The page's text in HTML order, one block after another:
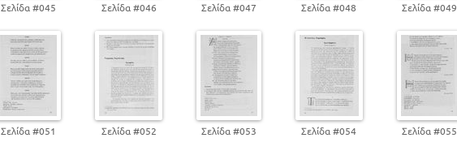
ΑΠΌ ΤΟΥΣ ΕΛΕΥΘΕΡΟΥΣ ΠΟΛΙΟΡΚΗΜΕΝΟΥΣ
ΟΙ ΦΑΝΑΡΙΩΤΕΣ ΚΑΙ Η ΡΟΜΑΝΤΙΚΗ ΣΧΟΛΗ ΤΩΝ ΑΘΗΝΩΝ
ΕΙΣΑΓΩΓΗ
ΣΤ. Η ΝΕΑ ΑΘΗΝΑΙΚΗ ΣΟΛΗ 1880 - 1922
ΚΑΙ ΠΑΝΤΑ ΠΡΟΣΜΕΝΩ ΒΡΑΔΙΝΟΙ ΘΡΥΛΟΙ
Σελίδα #045 Σελίδα #046 Σελίδα #047 Σελίδα #048 Σελίδα #049
Σελίδα #051 Σελίδα #052 Σελίδα #053 Σελίδα #054 Σελίδα #055